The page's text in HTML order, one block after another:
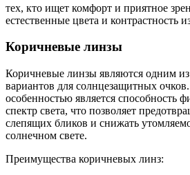
тех, кто ищет комфорт и приятное
естественные цвета и контрастность
Коричневые линзы
Коричневые линзы являются одним
вариантов для солнцезащитных
особенностью является способность
спектр света, что позволяет
слепящих бликов и снижать
солнечном свете.
Преимущества коричневых линз: